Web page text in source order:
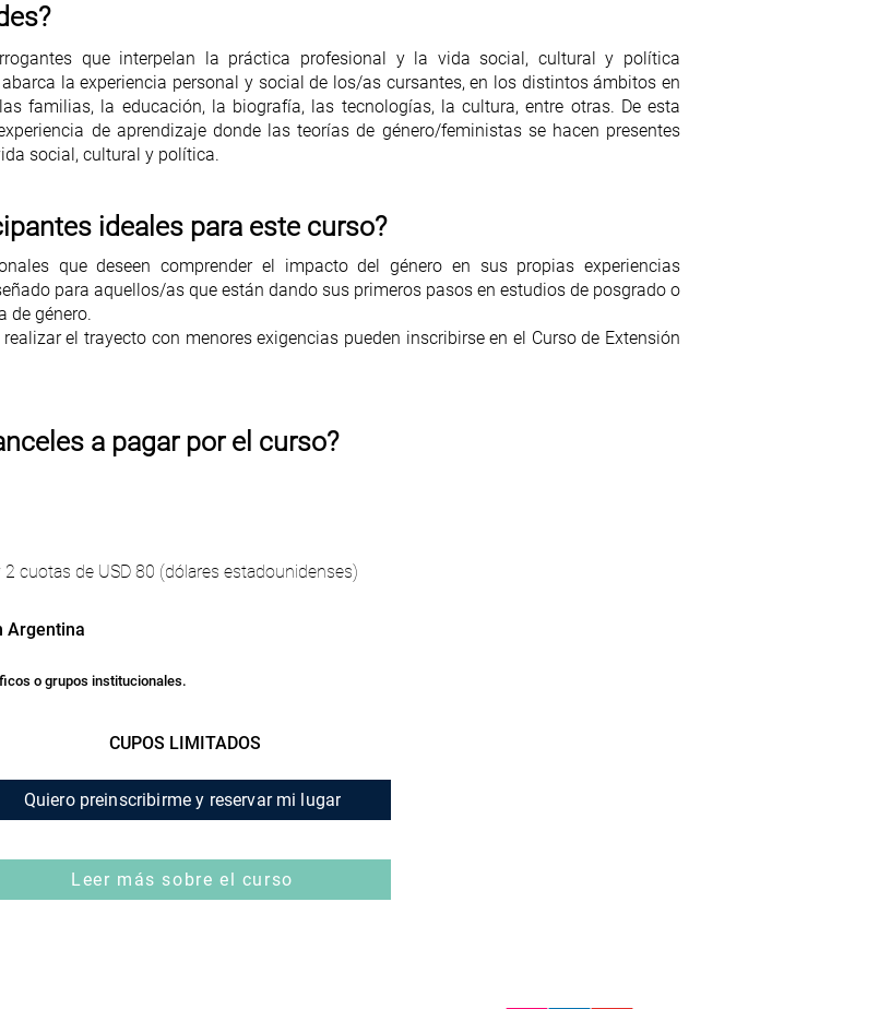
que interpelan la práctica profesional y la vida social, cultural y política
la experiencia personal y social de los/as cursantes, en los distintos ámbitos en
familias, la educación, la biografía, las tecnologías, la cultura, entre otras. De esta
de aprendizaje donde las teorías de género/feministas se hacen presentes
social, cultural y política.
ideales para este curso?
que deseen comprender el impacto del género en sus propias experiencias
para aquellos/as que están dando sus primeros pasos en estudios de posgrado o
de género.
el trayecto con menores exigencias pueden inscribirse en el Curso de Extensión
a pagar por el curso?
cuotas de USD 80 (dólares estadounidenses)
Argentina
o grupos institucionales.
CUPOS LIMITADOS
Quiero preinscribirme y reservar mi lugar
Leer más sobre el curso